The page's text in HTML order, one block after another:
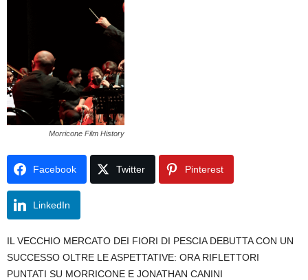
Morricone Film History
Facebook Twitter Pinterest
LinkedIn
IL VECCHIO MERCATO DEI FIORI DI PESCIA DEBUTTA CON UN
SUCCESSO OLTRE LE ASPETTATIVE: ORA RIFLETTORI
PUNTATI SU MORRICONE E JONATHAN CANINI